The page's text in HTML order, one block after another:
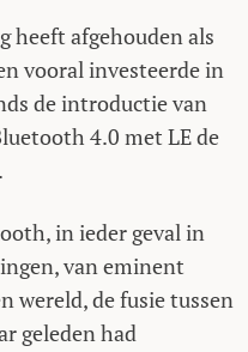
heeft afgehouden als
vooral investeerde in
de introductie van
4.0 met LE de
in ieder geval in
van eminent
wereld, de fusie tussen
geleden had